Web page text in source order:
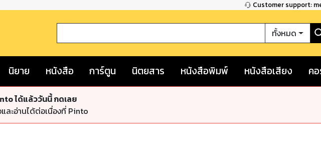
Customer support:
ทั้งหมด
นิยาย หนังสือ การ์ตูน นิตยสาร หนังสือพิมพ์ หนังสือเสียง ค
ได้แล้ววันนี้ กดเลย
ละอ่านได้ต่อเนื่องที่ Pinto